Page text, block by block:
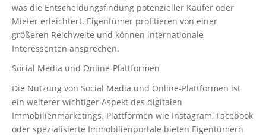
was die Entscheidungsfindung potenzieller Käufer oder
Mieter erleichtert. Eigentümer profitieren von einer
größeren Reichweite und können internationale
Interessenten ansprechen.
Social Media und Online-Plattformen
Die Nutzung von Social Media und Online-Plattformen ist
ein weiterer wichtiger Aspekt des digitalen
Immobilienmarketings. Plattformen wie Instagram, Facebook
oder spezialisierte Immobilienportale bieten Eigentümern